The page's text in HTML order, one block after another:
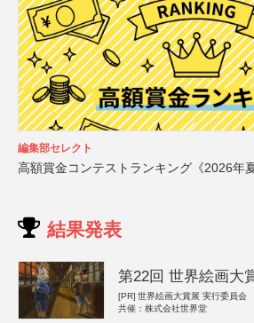
編集部セレクト
高額賞金コンテストランキング《2026年夏
結果発表
第22回 世界絵画大
[PR] 世界絵画大賞展 実行委員会
共催：株式会社世界堂